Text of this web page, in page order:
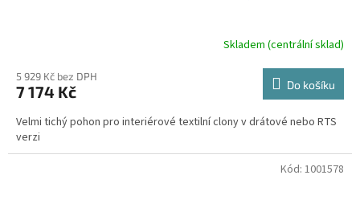
Skladem (centrální sklad)
5 929 Kč bez DPH
7 174 Kč Do košíku
Velmi tichý pohon pro interiérové textilní clony v drátové nebo RTS
verzi
Kód: 1001578